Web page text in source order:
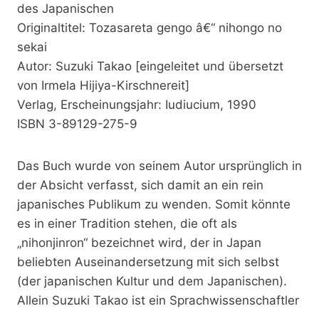
des Japanischen
Originaltitel: Tozasareta gengo â€“ nihongo no
sekai
Autor: Suzuki Takao [eingeleitet und übersetzt
von Irmela Hijiya-Kirschnereit]
Verlag, Erscheinungsjahr: Iudiucium, 1990
ISBN 3-89129-275-9
Das Buch wurde von seinem Autor ursprünglich in
der Absicht verfasst, sich damit an ein rein
japanisches Publikum zu wenden. Somit könnte
es in einer Tradition stehen, die oft als
„nihonjinron“ bezeichnet wird, der in Japan
beliebten Auseinandersetzung mit sich selbst
(der japanischen Kultur und dem Japanischen).
Allein Suzuki Takao ist ein Sprachwissenschaftler